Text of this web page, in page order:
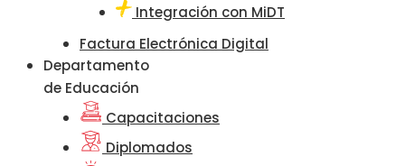
Integración con MiDT
Factura Electrónica Digital
Departamento
de Educación
Capacitaciones
Diplomados